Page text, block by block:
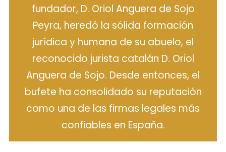
fundador, D. Oriol Anguera de Sojo
Peyra, heredó la sólida formación
jurídica y humana de su abuelo, el
reconocido jurista catalán D. Oriol
Anguera de Sojo. Desde entonces, el
bufete ha consolidado su reputación
como una de las firmas legales más
confiables en España.